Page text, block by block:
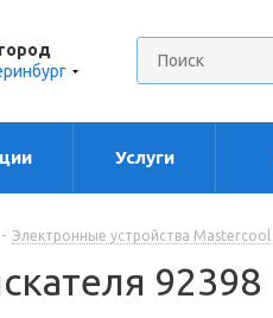
Услуги
- Электронные устройства Mastercool
92398